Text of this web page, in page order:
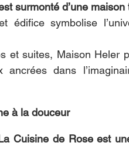
surmonté d’une
édifice symbolise
et suites, Maison Heler
ancrées dans
à la douceur
Cuisine de Rose est